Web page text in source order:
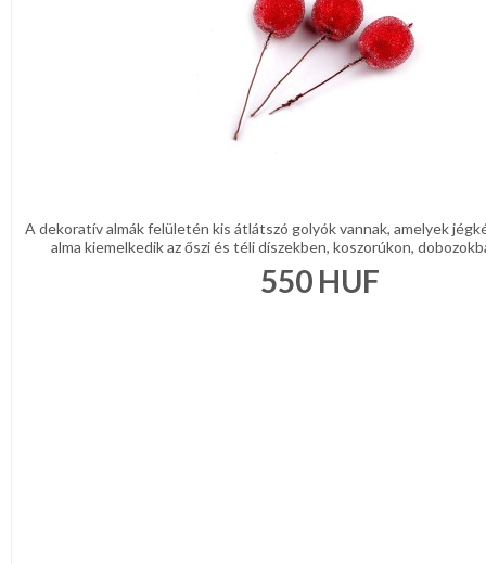
A dekoratív almák felületén kis átlátszó golyók vannak, amelyek
alma kiemelkedik az őszi és téli díszekben, koszorúkon,
550HUF